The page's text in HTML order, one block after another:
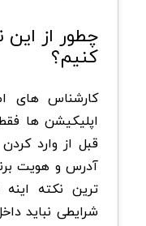
چطور از
کنیم؟
کارشناس های
اپلیکیشن ها
قبل از وارد
آدرس و هویت
ترین نکته
شرایطی نباید